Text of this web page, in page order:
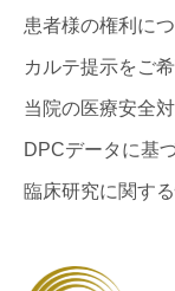
患者様の権利に
カルテ提示をご
当院の医療安全
DPCデータに基
臨床研究に関す